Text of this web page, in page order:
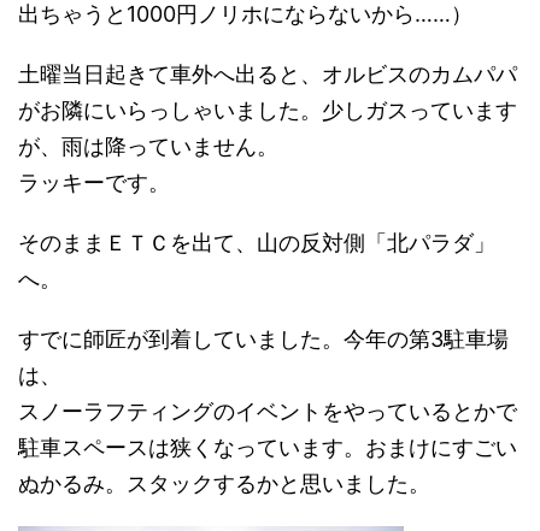
出ちゃうと1000円ノリホにならないから……）
土曜当日起きて車外へ出ると、オルビスのカムパパ
がお隣にいらっしゃいました。少しガスっています
が、雨は降っていません。
ラッキーです。
そのままＥＴＣを出て、山の反対側「北パラダ」
へ。
すでに師匠が到着していました。今年の第3駐車場
は、
スノーラフティングのイベントをやっているとかで
駐車スペースは狭くなっています。おまけにすごい
ぬかるみ。スタックするかと思いました。